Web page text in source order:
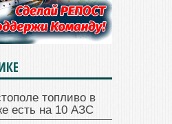
топливо в
есть на 10 АЗС